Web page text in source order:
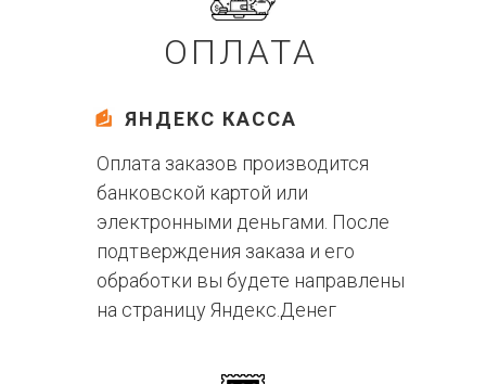
Оплата заказов производится
банковской картой или
электронными деньгами. После
подтверждения заказа и его
обработки вы будете направлены
на страницу Яндекс.Денег
ЯНДЕКС КАССА
ОПЛАТА